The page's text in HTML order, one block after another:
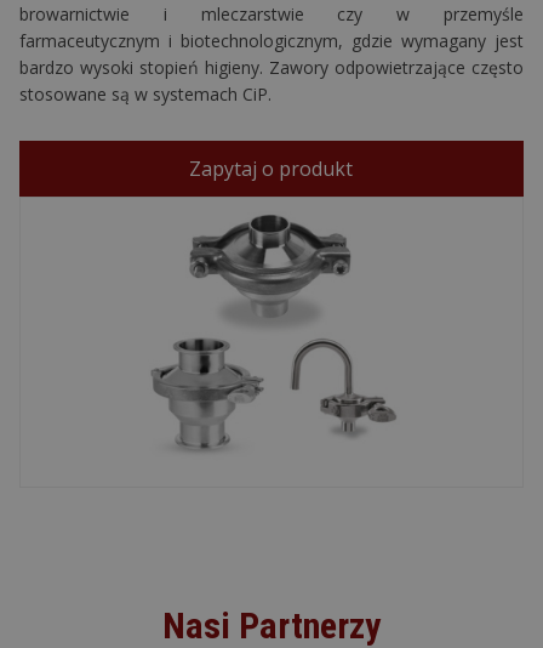
browarnictwie i mleczarstwie czy w przemyśle
farmaceutycznym i biotechnologicznym, gdzie wymagany jest
bardzo wysoki stopień higieny. Zawory odpowietrzające często
stosowane są w systemach CiP.
Zapytaj o produkt
Nasi Partnerzy